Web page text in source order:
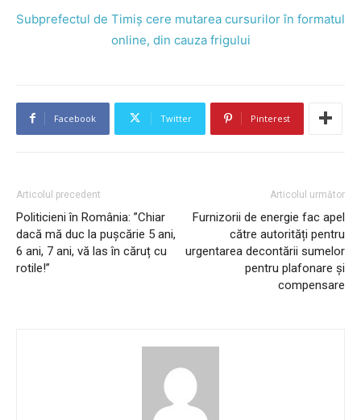
Subprefectul de Timiș cere mutarea cursurilor în formatul
online, din cauza frigului
Facebook Twitter Pinterest
Articolul precedent
Politicieni în România: ”Chiar
dacă mă duc la pușcărie 5 ani,
6 ani, 7 ani, vă las în căruț cu
rotile!”
Articolul următor
Furnizorii de energie fac apel
către autorități pentru
urgentarea decontării sumelor
pentru plafonare și
compensare